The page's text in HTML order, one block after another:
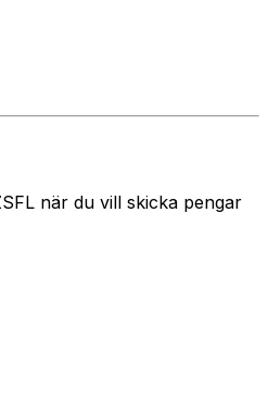
när du vill skicka pengar